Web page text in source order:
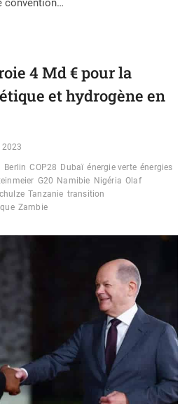
convention…
4 Md € pour la
et hydrogène en
Berlin COP28 Dubaï énergie verte énergies
G20 Namibie Nigéria Olaf
Tanzanie transition
Zambie